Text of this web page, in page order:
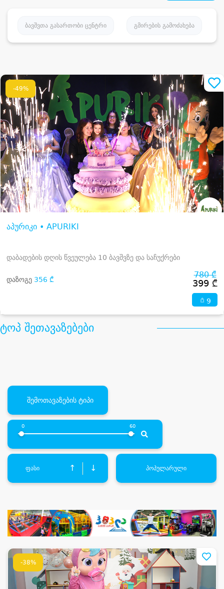
ბავშვთა გასართობი ცენტრი გმირების გამოძახება
-49%
აპურიკი • APURIKI
დაბადების დღის წვეულება 10 ბავშვზე და საჩუქრები
დაზოგე 356 ₾ 780 ₾
399 ₾
9
ტოპ შეთავაზებები
შემოთავაზების ტიპი
0 60
ფასი ↑ ↓ პოპულარული
-38%